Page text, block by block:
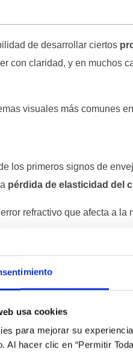
usa cookies
para mejorar su
Al hacer clic en “Permitir
de desarrollar ciertos
con claridad, y en muchos
visuales más comunes
los primeros signos de
pérdida de elasticidad del
refractivo que afecta a
errores refractivos
existen lentes de
las necesidades de las